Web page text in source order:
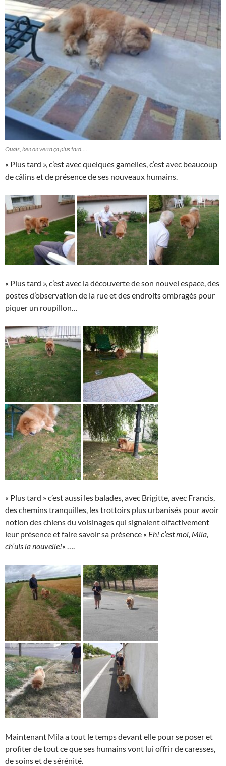
Ouais, ben on verra ça plus tard….
« Plus tard », c’est avec quelques gamelles, c’est avec beaucoup
de câlins et de présence de ses nouveaux humains.
« Plus tard », c’est avec la découverte de son nouvel espace, des
postes d’observation de la rue et des endroits ombragés pour
piquer un roupillon…
« Plus tard » c’est aussi les balades, avec Brigitte, avec Francis,
des chemins tranquilles, les trottoirs plus urbanisés pour avoir
notion des chiens du voisinages qui signalent olfactivement
leur présence et faire savoir sa présence « Eh! c’est moi, Mila,
ch’uis la nouvelle!« ….
Maintenant Mila a tout le temps devant elle pour se poser et
profiter de tout ce que ses humains vont lui offrir de caresses,
de soins et de sérénité.